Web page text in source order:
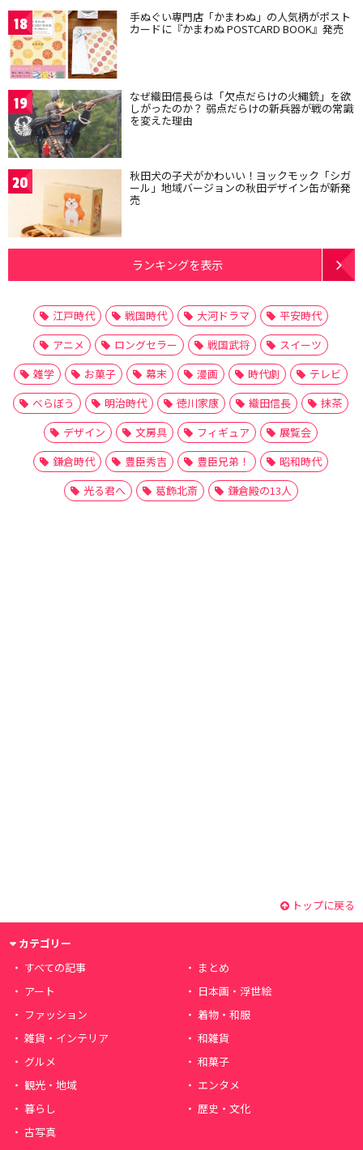
18 手ぬぐい専門店「かまわぬ」の人気柄がポスト
カードに『かまわぬ POSTCARD BOOK』発売
19 なぜ織田信長らは「欠点だらけの火縄銃」を欲
しがったのか？ 弱点だらけの新兵器が戦の常識
を変えた理由
20 秋田犬の子犬がかわいい！ヨックモック「シガ
ール」地域バージョンの秋田デザイン缶が新発
売
ランキングを表示
江戸時代 戦国時代 大河ドラマ
平安時代
アニメ
ロングセラー 戦国武将
スイーツ
雑学
お菓子 幕末 漫画 時代劇
テレビ
べらぼう
明治時代 徳川家康 織田信長
抹茶
デザイン
文房具 フィギュア
展覧会
鎌倉時代
豊臣秀吉 豊臣兄弟！
昭和時代
光る君へ
葛飾北斎 鎌倉殿の13人
トップに戻る
カテゴリー
すべての記事
まとめ
アート
日本画・浮世絵
ファッション
着物・和服
雑貨・インテリア
和雑貨
グルメ
和菓子
観光・地域
エンタメ
暮らし
歴史・文化
古写真